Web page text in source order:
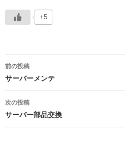
+5
投
稿
ナ
ビ
前の投稿
サーバーメンテ
次の投稿
サーバー部品交換